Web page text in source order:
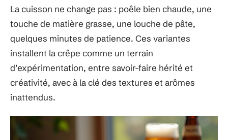
La cuisson ne change pas : poêle bien chaude, une
touche de matière grasse, une louche de pâte,
quelques minutes de patience. Ces variantes
installent la crêpe comme un terrain
d’expérimentation, entre savoir-faire hérité et
créativité, avec à la clé des textures et arômes
inattendus.